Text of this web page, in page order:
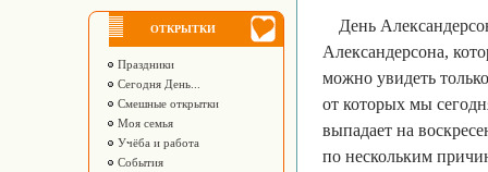
ОТКРЫТКИ
Праздники
Сегодня День...
Смешные открытки
Моя семья
Учёба и работа
События
День
Александерсона,
можно увидеть
от которых мы
выпадает на
по нескольким